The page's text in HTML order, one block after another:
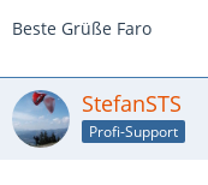
Beste Grüße Faro
StefanSTS
Profi-Support